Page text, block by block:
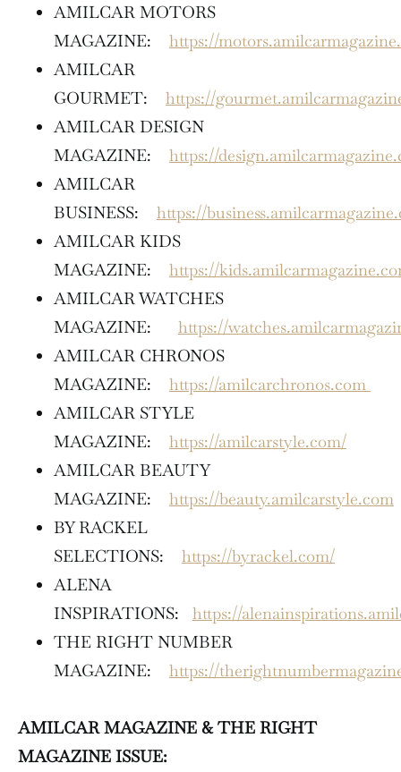
AMILCAR MOTORS
MAGAZINE: https://
AMILCAR
GOURMET: https://
AMILCAR DESIGN
MAGAZINE: https://
AMILCAR
BUSINESS: https://
AMILCAR KIDS
MAGAZINE: https://
AMILCAR WATCHES
MAGAZINE: https://
AMILCAR CHRONOS
MAGAZINE: https://amilcarchronos.com
AMILCAR STYLE
MAGAZINE: https://amilcarstyle.com/
AMILCAR BEAUTY
MAGAZINE: https://beauty.amilcarstyle.com
BY RACKEL
SELECTIONS: https://byrackel.com/
ALENA
INSPIRATIONS: https://
THE RIGHT NUMBER
MAGAZINE: https://
AMILCAR MAGAZINE & THE RIGHT
MAGAZINE ISSUE: